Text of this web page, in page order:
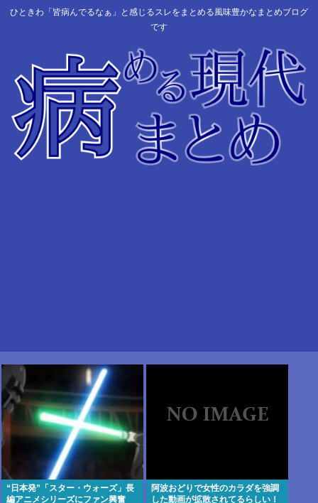
ひときわ「皆病んでるなぁ」と感じるスレをまとめる風味豊かなまとめブログ
です
“日本発”「スター・ウォーズ」長
編アニメシリーズにファン興奮
阿波おどりで女性のカラダを強調
した動画が拡散されてるらしい！